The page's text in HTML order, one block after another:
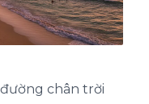
chân trời